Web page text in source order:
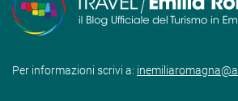
Per informazioni scrivi a: